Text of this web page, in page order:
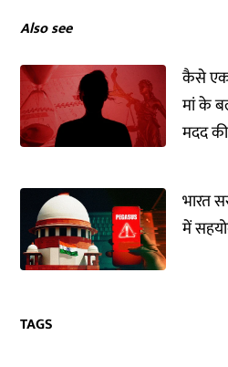
Also see
कैसे एक
मां के
मदद की
भारत
में
TAGS